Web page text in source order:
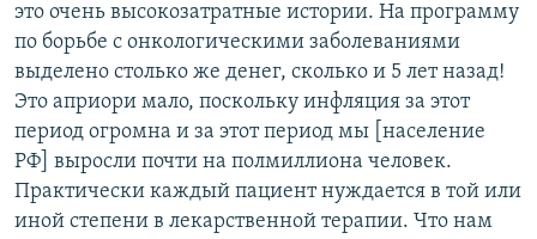
это очень высокозатратные истории. На программу
по борьбе с онкологическими заболеваниями
выделено столько же денег, сколько и 5 лет назад!
Это априори мало, поскольку инфляция за этот
период огромна и за этот период мы [население
РФ] выросли почти на полмиллиона человек.
Практически каждый пациент нуждается в той или
иной степени в лекарственной терапии. Что нам